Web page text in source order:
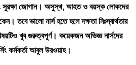
সুরক্ষা জোগান। অসুস্থ, আহত ও বয়স্ক লোকদের
তবে ভালো নার্স হতে হলে দক্ষতা নিঃস্বার্থতার
খুব গুরুত্বপূর্ণ। কয়েকজন অভিজ্ঞ নার্সদের
কর্মকর্তা আবুল উরওয়াহ।